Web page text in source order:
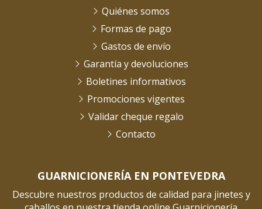
GUARNICIONERÍA EN PONTEVEDRA
Descubre nuestros productos de calidad para jinetes y
Quiénes somos
Formas de pago
Gastos de envío
Garantía y devoluciones
Boletines informativos
Promociones vigentes
Validar cheque regalo
Contacto